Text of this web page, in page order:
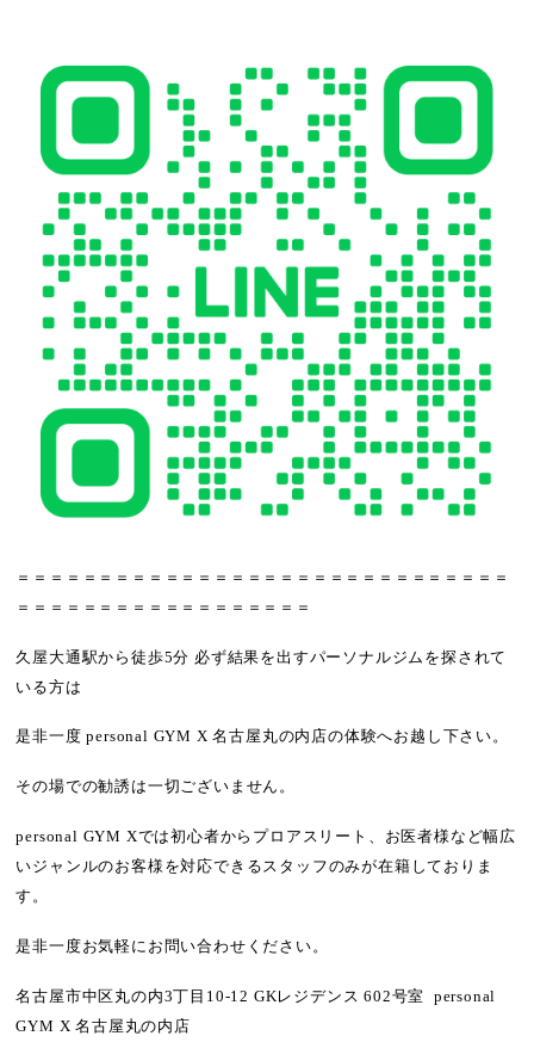
＝＝＝＝＝＝＝＝＝＝＝＝＝＝＝＝＝＝＝＝＝＝＝＝＝＝＝＝＝＝
＝＝＝＝＝＝＝＝＝＝＝＝＝＝＝＝＝＝
久屋大通駅から徒歩5分 必ず結果を出すパーソナルジムを探されて
いる方は
是非一度 personal GYM X 名古屋丸の内店の体験へお越し下さい。
その場での勧誘は一切ございません。
personal GYM Xでは初心者からプロアスリート 、 お医者様など幅広
いジャンルのお客様を対応できるスタッフのみが在籍しておりま
す。
是非一度お気軽にお問い合わせください。
名古屋市中区丸の内3丁目10-12 GKレジデンス 602号室 personal
GYM X 名古屋丸の内店